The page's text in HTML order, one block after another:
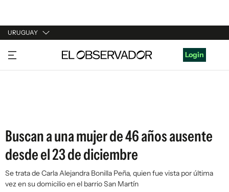
URUGUAY
URUGUAY
ARGENTINA
Login
Buscan a una mujer de 46 años ausente
desde el 23 de diciembre
Se trata de Carla Alejandra Bonilla Peña, quien fue vista por última
vez en su domicilio en el barrio San Martín